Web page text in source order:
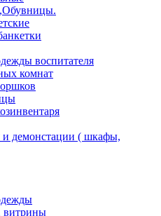
воспитателя
комнат
демонстации ( шкафы,
витрины